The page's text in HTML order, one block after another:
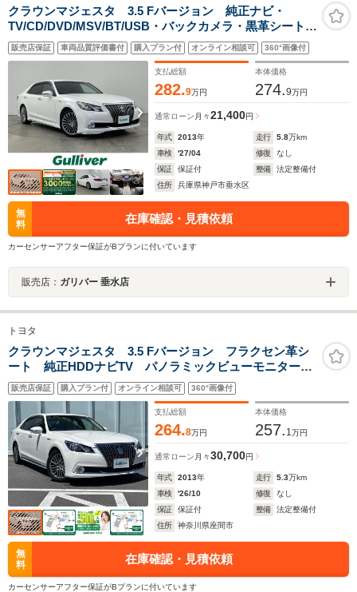
クラウンマジェスタ 3.5 Fバージョン 純正ナビ・
TV/CD/DVD/MSV/BT/USB・バックカメラ・黒革シート・
シートヒーター・エアーシート・純正ウッドステアリン
グ・nanoe・ステアリングヒーター・ビルトインETC
販売店保証 車両品質評価書付 購入プラン付 オンライン相談可 360°画像付
支払総額
282.9万円
本体価格
274.9万円
通常ローン 月々21,400円
年式 2013年 走行 5.8万km
車検
'27/04 修復
なし
保証
保証付 整備
法定整備付
住所
兵庫県神戸市垂水区
無
料
在庫確認・見積依頼
カーセンサーアフター保証がBプランに付いています
販売店： ガリバー 垂水店
トヨタ
クラウンマジェスタ 3.5 Fバージョン フラクセン革シ
ート 純正HDDナビTV パノラミックビューモニター
全席パワーシート/シートヒーター メモリシート ステ
アリングヒーター アダプティブクルーズコントロー
ル ビルドインETC
販売店保証 購入プラン付 オンライン相談可 360°画像付
支払総額
264.8万円
本体価格
257. 1万円
通常ローン 月々30,700円
年式 2013年 走行 5.3万km
車検
'26/10 修復
なし
保証
保証付 整備
法定整備付
住所
神奈川県座間市
無
料
在庫確認・見積依頼
カーセンサーアフター保証がBプランに付いています